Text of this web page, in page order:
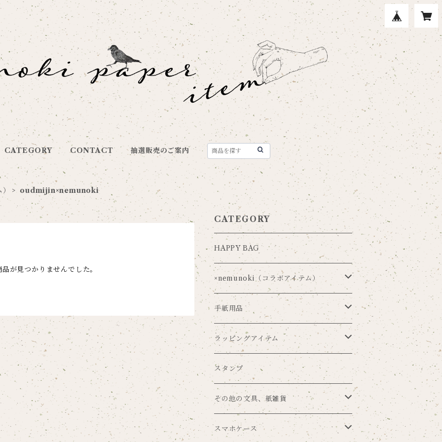
CATEGORY CONTACT 抽選販売のご案内
oudmijin×nemunoki
が見つかりませんでした。
CATEGORY
HAPPY BAG
×nemunoki（コラボアイテム）
Via Carousel×nemunoki
oudmijin×nemunoki
吉井美穂×nemunoki
紙me×nemunoki
Souren
手紙用品
レターセット
便箋
ポストカード
メッセージカード
ラッピングアイテム
ラッピングペーパー
マスキングテープ
シール
スタンプ
その他の文具、紙雑貨
ブックカバー
スマホケース